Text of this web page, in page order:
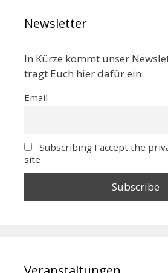
Newsletter
In Kürze kommt unser
tragt Euch hier dafür ein.
Email
Subscribing I accept the
site